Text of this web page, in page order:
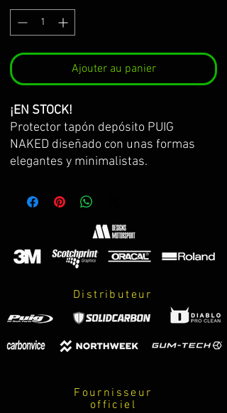
Ajouter au panier
¡EN STOCK!
Protector tapón depósito PUIG
NAKED diseñado con unas formas
elegantes y minimalistas.
Características del material:
resistente al UVP, a los impactos y a
posibles rasguños.
Distributeur
Fournisseur
officiel